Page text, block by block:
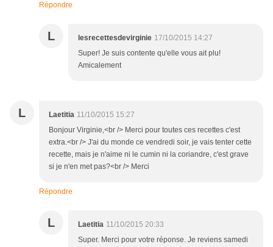
Répondre
L lesrecettesdevirginie 17/10/2015 14:27
Super! Je suis contente qu'elle vous ait plu!
Amicalement
L Laetitia 11/10/2015 15:27
Bonjour Virginie,<br /> Merci pour toutes ces recettes c'est
extra.<br /> J'ai du monde ce vendredi soir, je vais tenter cette
recette, mais je n'aime ni le cumin ni la coriandre, c'est grave
si je n'en met pas?<br /> Merci
Répondre
L Laetitia 11/10/2015 20:33
Super. Merci pour votre réponse. Je reviens samedi